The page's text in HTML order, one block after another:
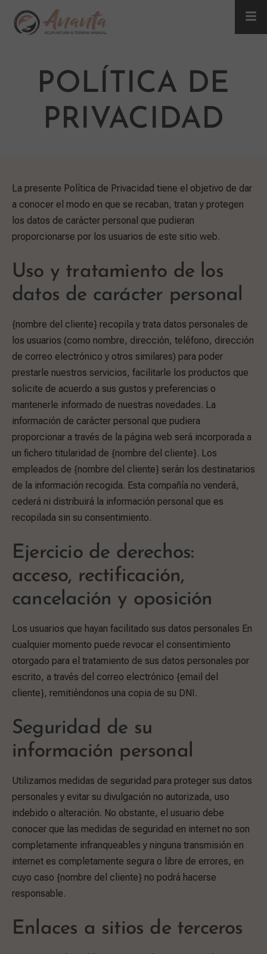
POLÍTICA DE
PRIVACIDAD
La presente Política de Privacidad tiene el objetivo de dar
a conocer el modo en que se recaban, tratan y protegen
los datos de carácter personal que pudieran
proporcionarse por los usuarios de este sitio web.
Uso y tratamiento de los
datos de carácter personal
{nombre del cliente} recopila y trata datos personales de
los usuarios (como nombre, dirección, teléfono, dirección
de correo electrónico y otros similares) para poder
prestarle nuestros servicios, facilitarle los productos que
solicite de acuerdo a sus gustos y preferencias o
mantenerle informado de nuestras novedades. La
información de carácter personal que pudiera
proporcionar a través de la página web será incorporada a
un fichero titularidad de {nombre del cliente}. Los
empleados de {nombre del cliente} serán los destinatarios
de la información recogida. Esta compañía no venderá,
cederá ni distribuirá la información personal que es
recopilada sin su consentimiento.
Ejercicio de derechos:
acceso, rectificación,
cancelación y oposición
Los usuarios que hayan facilitado sus datos personales En
cualquier momento puede revocar el consentimiento
otorgado para el tratamiento de sus datos personales por
escrito, a través del correo electrónico {email del
cliente}, remitiéndonos una copia de su DNI.
Seguridad de su
información personal
Utilizamos medidas de seguridad para proteger sus datos
personales y evitar su divulgación no autorizada, uso
indebido o alteración. No obstante, el usuario debe
conocer que las medidas de seguridad en internet no son
completamente infranqueables y ninguna transmisión en
internet es completamente segura o libre de errores, en
cuyo caso {nombre del cliente} no podrá hacerse
responsable.
Enlaces a sitios de terceros